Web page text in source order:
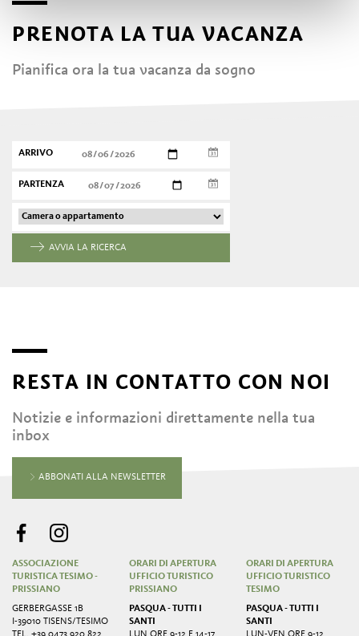
PRENOTA LA TUA VACANZA
Pianifica ora la tua vacanza da sogno
ARRIVO
PARTENZA
AVVIA LA RICERCA
RESTA IN CONTATTO CON NOI
Notizie e informazioni direttamente nella tua
inbox
ABBONATI ALLA NEWSLETTER
ASSOCIAZIONE
TURISTICA TESIMO -
PRISSIANO
GERBERGASSE 1B
I-39010 TISENS/TESIMO
ORARI DI APERTURA
UFFICIO TURISTICO
PRISSIANO
PASQUA - TUTTI I
SANTI
ORARI DI APERTURA
UFFICIO TURISTICO
TESIMO
PASQUA - TUTTI I
SANTI